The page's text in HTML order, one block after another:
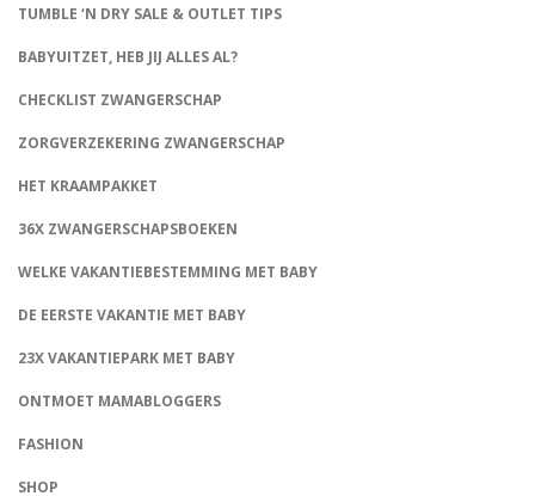
TUMBLE ‘N DRY SALE & OUTLET TIPS
BABYUITZET, HEB JIJ ALLES AL?
CHECKLIST ZWANGERSCHAP
ZORGVERZEKERING ZWANGERSCHAP
HET KRAAMPAKKET
36X ZWANGERSCHAPSBOEKEN
WELKE VAKANTIEBESTEMMING MET BABY
DE EERSTE VAKANTIE MET BABY
23X VAKANTIEPARK MET BABY
ONTMOET MAMABLOGGERS
FASHION
SHOP